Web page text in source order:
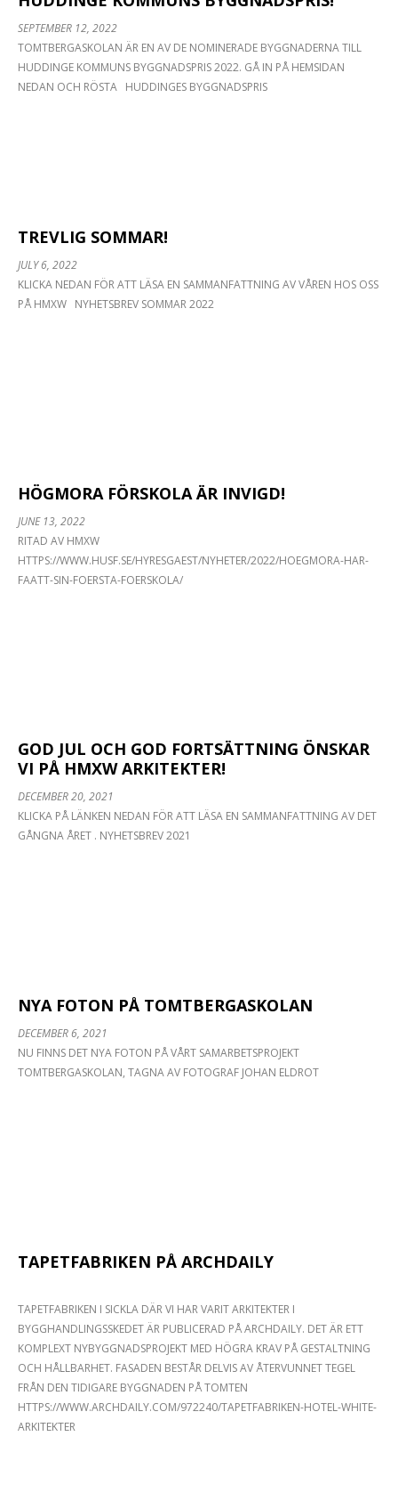
SEPTEMBER 12, 2022
TOMTBERGASKOLAN ÄR EN AV DE NOMINERADE BYGGNADERNA TILL
HUDDINGE KOMMUNS BYGGNADSPRIS 2022. GÅ IN PÅ HEMSIDAN
NEDAN OCH RÖSTA HUDDINGES BYGGNADSPRIS
TREVLIG SOMMAR!
JULY 6, 2022
KLICKA NEDAN FÖR ATT LÄSA EN SAMMANFATTNING AV VÅREN HOS OSS
PÅ HMXW NYHETSBREV SOMMAR 2022
HÖGMORA FÖRSKOLA ÄR INVIGD!
JUNE 13, 2022
RITAD AV HMXW
HTTPS://WWW.HUSF.SE/HYRESGAEST/NYHETER/2022/HOEGMORA-HAR-
FAATT-SIN-FOERSTA-FOERSKOLA/
GOD JUL OCH GOD FORTSÄTTNING ÖNSKAR
VI PÅ HMXW ARKITEKTER!
DECEMBER 20, 2021
KLICKA PÅ LÄNKEN NEDAN FÖR ATT LÄSA EN SAMMANFATTNING AV DET
GÅNGNA ÅRET . NYHETSBREV 2021
NYA FOTON PÅ TOMTBERGASKOLAN
DECEMBER 6, 2021
NU FINNS DET NYA FOTON PÅ VÅRT SAMARBETSPROJEKT
TOMTBERGASKOLAN, TAGNA AV FOTOGRAF JOHAN ELDROT
TAPETFABRIKEN PÅ ARCHDAILY
TAPETFABRIKEN I SICKLA DÄR VI HAR VARIT ARKITEKTER I
BYGGHANDLINGSSKEDET ÄR PUBLICERAD PÅ ARCHDAILY. DET ÄR ETT
KOMPLEXT NYBYGGNADSPROJEKT MED HÖGRA KRAV PÅ GESTALTNING
OCH HÅLLBARHET. FASADEN BESTÅR DELVIS AV ÅTERVUNNET TEGEL
FRÅN DEN TIDIGARE BYGGNADEN PÅ TOMTEN
HTTPS://WWW.ARCHDAILY.COM/972240/TAPETFABRIKEN-HOTEL-WHITE-
ARKITEKTER